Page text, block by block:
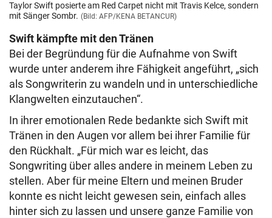
Taylor Swift posierte am Red Carpet nicht mit Travis Kelce, sondern
mit Sänger Sombr. (Bild: AFP/KENA BETANCUR)
Swift kämpfte mit den Tränen
Bei der Begründung für die Aufnahme von Swift
wurde unter anderem ihre Fähigkeit angeführt, „sich
als Songwriterin zu wandeln und in unterschiedliche
Klangwelten einzutauchen“.
In ihrer emotionalen Rede bedankte sich Swift mit
Tränen in den Augen vor allem bei ihrer Familie für
den Rückhalt. „Für mich war es leicht, das
Songwriting über alles andere in meinem Leben zu
stellen. Aber für meine Eltern und meinen Bruder
konnte es nicht leicht gewesen sein, einfach alles
hinter sich zu lassen und unsere ganze Familie von